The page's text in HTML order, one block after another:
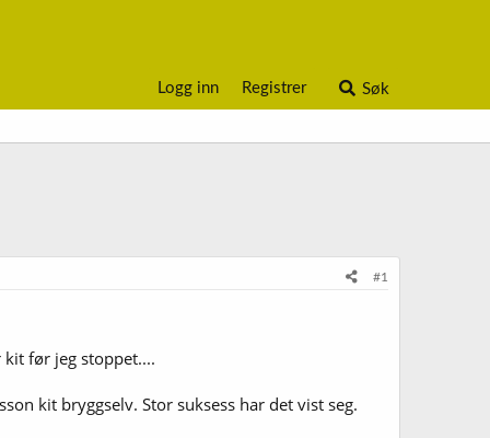
Logg inn Registrer Søk
#1
før jeg stoppet....
kit bryggselv. Stor suksess har det vist seg.